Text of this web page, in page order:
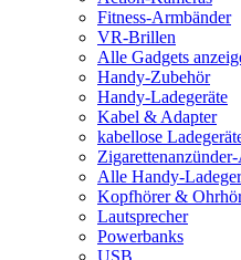
Fitness-Armbänder
VR-Brillen
Alle Gadgets
Handy-Zubehör
Handy-Ladegeräte
Kabel & Adapter
kabellose
Alle Handy-
Kopfhörer &
Lautsprecher
Powerbanks
USB